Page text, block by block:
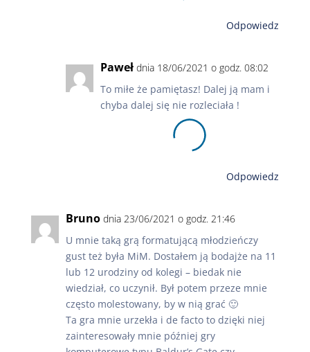
Odpowiedz
Paweł dnia 18/06/2021 o godz. 08:02
To miłe że pamiętasz! Dalej ją mam i
chyba dalej się nie rozleciała !
Odpowiedz
Bruno dnia 23/06/2021 o godz. 21:46
U mnie taką grą formatującą młodzieńczy
gust też była MiM. Dostałem ją bodajże na 11
lub 12 urodziny od kolegi – biedak nie
wiedział, co uczynił. Był potem przeze mnie
często molestowany, by w nią grać 🙂
Ta gra mnie urzekła i de facto to dzięki niej
zainteresowały mnie później gry